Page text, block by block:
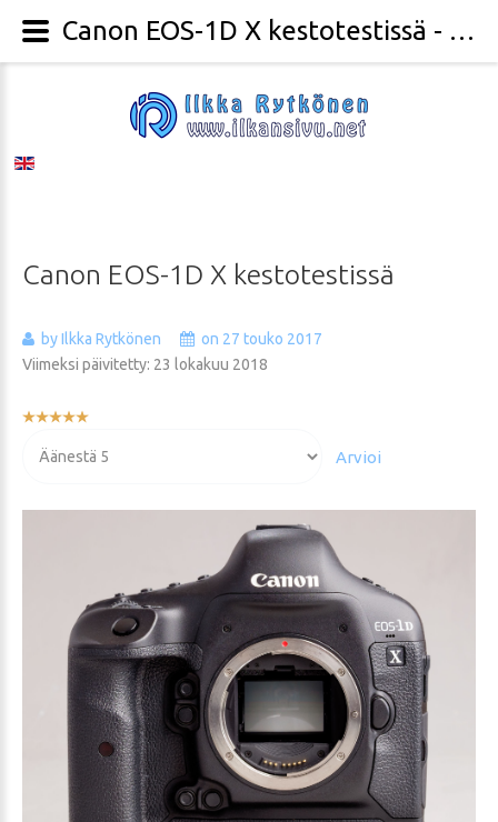
Canon EOS-1D X kestotestissä
by Ilkka Rytkönen
on 27 touko 2017
Viimeksi päivitetty: 23 lokakuu 2018
Käyttäjän
arvioida
Canon EOS-1D X kestotestissä - Valokuvaaja Ilkka Rytkönen